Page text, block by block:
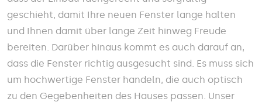
geschieht, damit Ihre neuen Fenster lange halten
und Ihnen damit über lange Zeit hinweg Freude
bereiten. Darüber hinaus kommt es auch darauf an,
dass die Fenster richtig ausgesucht sind. Es muss sich
um hochwertige Fenster handeln, die auch optisch
zu den Gegebenheiten des Hauses passen. Unser